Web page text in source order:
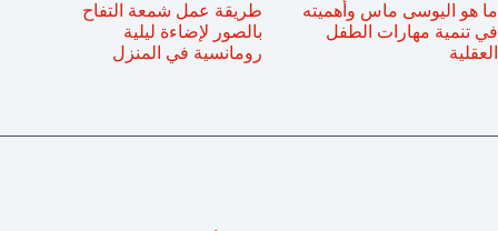
ما هو اليوسى ماس وأهميته
في تنمية مهارات الطفل
العقلية
طريقة عمل شمعة التفاح
بالصور لإضاءة ليلية
رومانسية في المنزل